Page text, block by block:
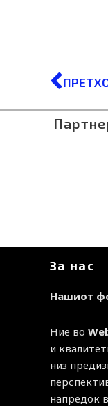
Prev
За нас
Нашиот
Ние во
и
низ
напредок